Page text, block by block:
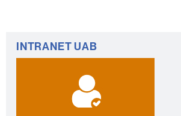
Informació
complementària
INTRANET UAB